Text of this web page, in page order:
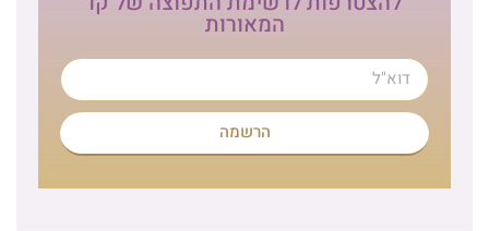
המאורות
הרשמה